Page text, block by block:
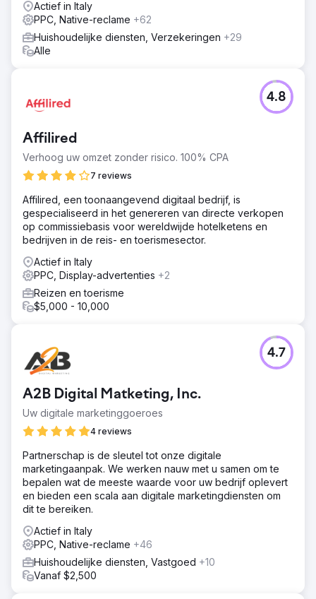
Actief in Italy
PPC, Native-reclame +62
Huishoudelijke diensten, Verzekeringen +29
Alle
Affilired
Verhoog uw omzet zonder risico. 100% CPA
7 reviews
4.8
Affilired, een toonaangevend digitaal bedrijf, is
gespecialiseerd in het genereren van directe verkopen
op commissiebasis voor wereldwijde hotelketens en
bedrijven in de reis- en toerismesector.
Actief in Italy
PPC, Display-advertenties +2
Reizen en toerisme
$5,000 - 10,000
A2B Digital Matketing, Inc.
Uw digitale marketinggoeroes
4 reviews
4.7
Partnerschap is de sleutel tot onze digitale
marketingaanpak. We werken nauw met u samen om te
bepalen wat de meeste waarde voor uw bedrijf oplevert
en bieden een scala aan digitale marketingdiensten om
dit te bereiken.
Actief in Italy
PPC, Native-reclame +46
Huishoudelijke diensten, Vastgoed +10
Vanaf $2,500